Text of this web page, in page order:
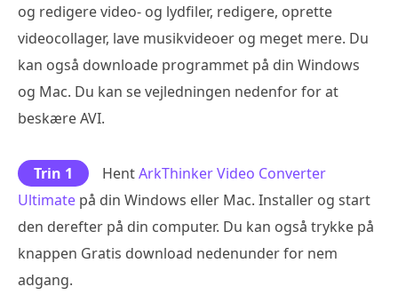
og redigere video- og lydfiler, redigere, oprette
videocollager, lave musikvideoer og meget mere. Du
kan også downloade programmet på din Windows
og Mac. Du kan se vejledningen nedenfor for at
beskære AVI.
Trin 1 HentArkThinker Video Converter
Ultimate på din Windows eller Mac. Installer og start
den derefter på din computer. Du kan også trykke på
knappen Gratis download nedenunder for nem
adgang.